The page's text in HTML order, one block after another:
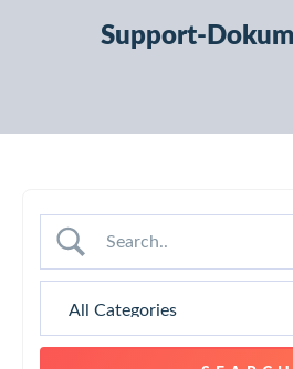
Support-